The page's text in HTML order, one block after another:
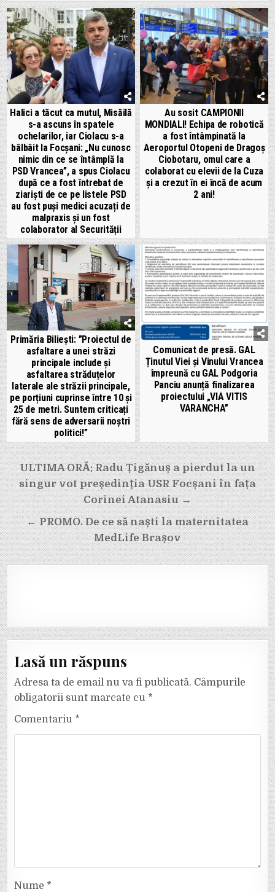
Halici a tăcut ca mutul, Misăilă
s-a ascuns în spatele
ochelarilor, iar Ciolacu s-a
bâlbâit la Focșani: „Nu cunosc
nimic din ce se întâmplă la
PSD Vrancea”, a spus Ciolacu
după ce a fost întrebat de
ziariști de ce pe listele PSD
au fost puși medici acuzați de
malpraxis și un fost
colaborator al Securității
Au sosit CAMPIONII
MONDIALI! Echipa de robotică
a fost întâmpinată la
Aeroportul Otopeni de Dragoș
Ciobotaru, omul care a
colaborat cu elevii de la Cuza
și a crezut în ei încă de acum
2 ani!
Primăria Biliești: ”Proiectul de
asfaltare a unei străzi
principale include și
asfaltarea străduțelor
laterale ale străzii principale,
pe porțiuni cuprinse între 10 și
25 de metri. Suntem criticați
fără sens de adversarii noștri
politici!”
Comunicat de presă. GAL
Ținutul Viei și Vinului Vrancea
împreună cu GAL Podgoria
Panciu anunță finalizarea
proiectului „VIA VITIS
VARANCHA”
Navigare
în
articole
ULTIMA ORĂ: Radu Țigănuș a pierdut la un
singur vot președinția USR Focșani în fața
Corinei Atanasiu →
← PROMO. De ce să naști la maternitatea
MedLife Brașov
Lasă un răspuns
Adresa ta de email nu va fi publicată. Câmpurile
obligatorii sunt marcate cu *
Comentariu *
Nume *